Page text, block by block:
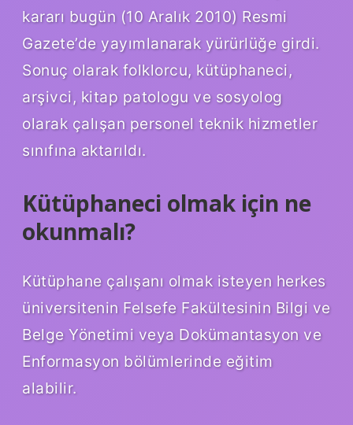
kararı bugün (10 Aralık 2010) Resmi
Gazete’de yayımlanarak yürürlüğe girdi.
Sonuç olarak folklorcu, kütüphaneci,
arşivci, kitap patologu ve sosyolog
olarak çalışan personel teknik hizmetler
sınıfına aktarıldı.
Kütüphaneci olmak için ne
okunmalı?
Kütüphane çalışanı olmak isteyen herkes
üniversitenin Felsefe Fakültesinin Bilgi ve
Belge Yönetimi veya Dokümantasyon ve
Enformasyon bölümlerinde eğitim
alabilir.